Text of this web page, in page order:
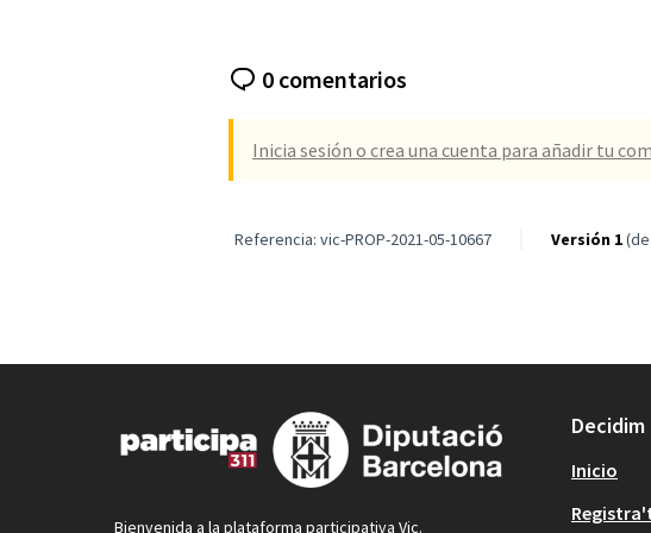
0 comentarios
Inicia sesión o crea una cuenta para añadir tu
Referencia: vic-PROP-2021-05-10667 Versión 1
Bienvenida a la plataforma participativa Vic.
Decidim
Inicio